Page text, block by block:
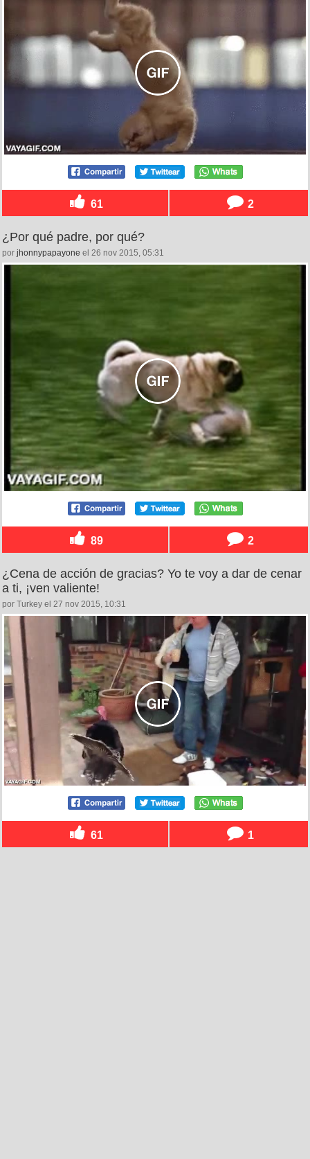
61 2
¿Por qué padre, por qué?
por jhonnypapayone el 26 nov 2015, 05:31
89 2
¿Cena de acción de gracias? Yo te voy a dar de cenar
a ti, ¡ven valiente!
por Turkey el 27 nov 2015, 10:31
61 1